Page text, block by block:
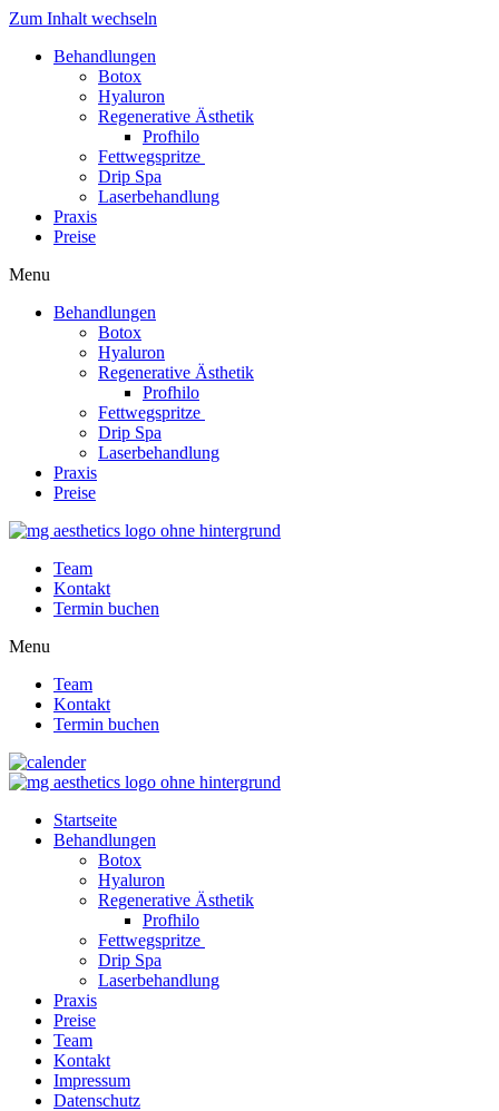
Zum Inhalt wechseln
Behandlungen
Botox
Hyaluron
Regenerative Ästhetik
Profhilo
Fettwegspritze
Drip Spa
Laserbehandlung
Praxis
Preise
Menu
Behandlungen
Botox
Hyaluron
Regenerative Ästhetik
Profhilo
Fettwegspritze
Drip Spa
Laserbehandlung
Praxis
Preise
Team
Kontakt
Termin buchen
Menu
Team
Kontakt
Termin buchen
Startseite
Behandlungen
Botox
Hyaluron
Regenerative Ästhetik
Profhilo
Fettwegspritze
Drip Spa
Laserbehandlung
Praxis
Preise
Team
Kontakt
Impressum
Datenschutz